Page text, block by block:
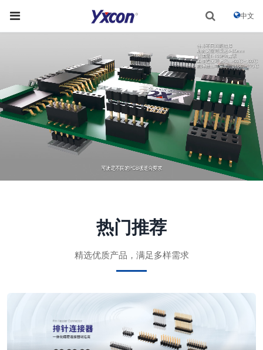
中文
热门推荐
精选优质产品，满足多样需求